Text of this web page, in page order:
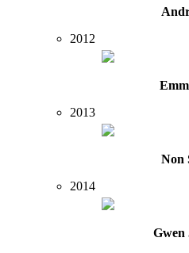
2012
2013
Non
2014
Gwen